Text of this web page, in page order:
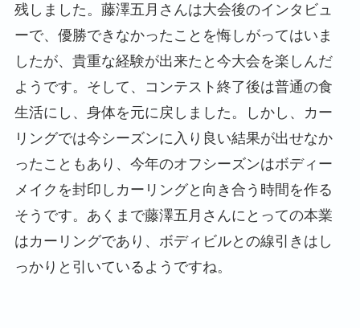
残しました。藤澤五月さんは大会後のインタビュ
ーで、優勝できなかったことを悔しがってはいま
したが、貴重な経験が出来たと今大会を楽しんだ
ようです。そして、コンテスト終了後は普通の食
生活にし、身体を元に戻しました。しかし、カー
リングでは今シーズンに入り良い結果が出せなか
ったこともあり、今年のオフシーズンはボディー
メイクを封印しカーリングと向き合う時間を作る
そうです。あくまで藤澤五月さんにとっての本業
はカーリングであり、ボディビルとの線引きはし
っかりと引いているようですね。